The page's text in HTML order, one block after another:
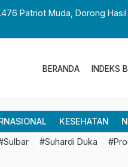
Patriot Muda, Dorong
BERANDA INDEKS
KESEHATAN
#Suhardi Duka